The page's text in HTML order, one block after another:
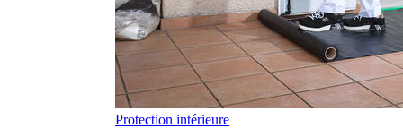
Protection intérieure